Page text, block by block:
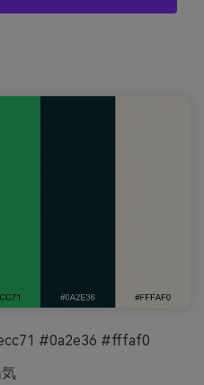
#0a2e36 #fffaf0